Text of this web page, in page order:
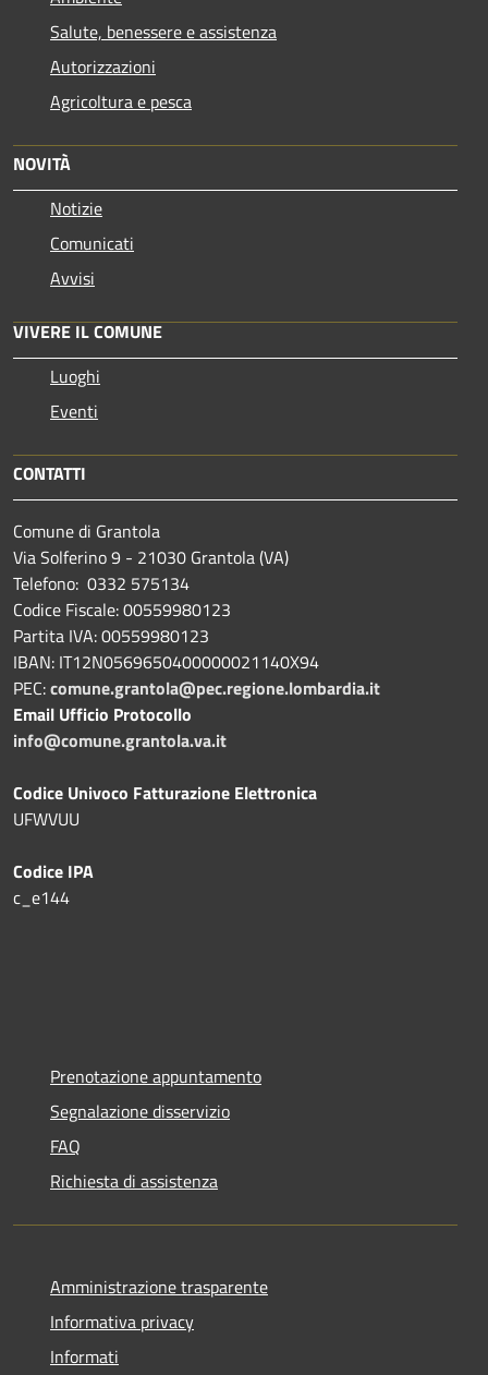
Salute, benessere e assistenza
Autorizzazioni
Agricoltura e pesca
NOVITÀ
Notizie
Comunicati
Avvisi
VIVERE IL COMUNE
Luoghi
Eventi
CONTATTI
Comune di Grantola
Via Solferino 9 - 21030 Grantola (VA)
Telefono: 0332 575134
Codice Fiscale: 00559980123
Partita IVA: 00559980123
IBAN: IT12N0569650400000021140X94
PEC:comune.grantola@pec.regione.lombardia.it
Email Ufficio Protocollo
info@comune.grantola.va.it
Codice Univoco Fatturazione Elettronica
UFWVUU
Codice IPA
c_e144
Prenotazione appuntamento
Segnalazione disservizio
FAQ
Richiesta di assistenza
Amministrazione trasparente
Informativa privacy
Informati